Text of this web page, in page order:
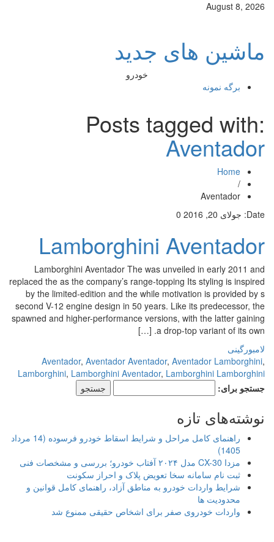
August 8, 2026
ماشین های جدید
خودرو
برگه نمونه
Posts tagged with:
Aventador
Home
/
Aventador
Date: جولای 20, 2016 0
Lamborghini Aventador
Lamborghini Aventador The was unveiled in early 2011 and
replaced the as the company’s range-topping Its styling is inspired
by the limited-edition and the while motivation is provided by s
second V-12 engine design in 50 years. Like its predecessor, the
spawned and higher-performance versions, with the latter gaining
a drop-top variant of its own. […]
لامبورگینی
Aventador,Aventador Aventador,Aventador Lamborghini
Lamborghini,Lamborghini Aventador,Lamborghini Lamborghini
جستجو برای:
نوشته‌های تازه
راهنمای کامل مراحل و شرایط اسقاط خودرو فرسوده (14 مرداد
1405)
مزدا CX-30 مدل ۲۰۲۴ آفتاب خودرو؛ بررسی و مشخصات فنی
ثبت نام سامانه سخا تعویض پلاک و احراز سکونت
شرایط واردات خودرو به مناطق آزاد، راهنمای کامل قوانین و
محدودیت ها
واردات خودروی صفر برای اشخاص حقیقی ممنوع شد